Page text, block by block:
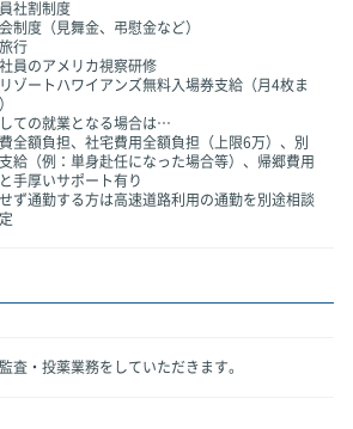
社割制度
制度（見舞金、弔慰金など）
行
社員のアメリカ視察研修
リゾートハワイアンズ無料入場券支給（月4枚ま
しての就業となる場合は…
全額負担、社宅費用全額負担（上限6万）、別
給（例：単身赴任になった場合等）、帰郷費用
手厚いサポート有り
ず通勤する方は高速道路利用の通勤を別途相談
査・投薬業務をしていただきます。